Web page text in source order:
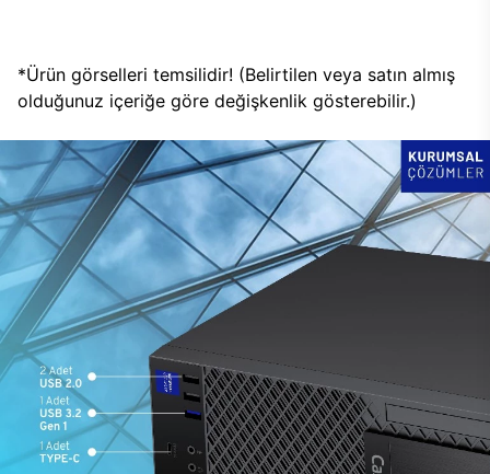
*Ürün görselleri temsilidir! (Belirtilen veya satın almış
olduğunuz içeriğe göre değişkenlik gösterebilir.)